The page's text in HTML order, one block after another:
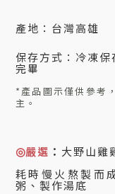
產地：台灣高雄
保存方式：冷凍保
完畢
*產品圖示僅供參考
主。
◎嚴選 ： 大野山雞
耗時慢火熬製而
粥、製作湯底